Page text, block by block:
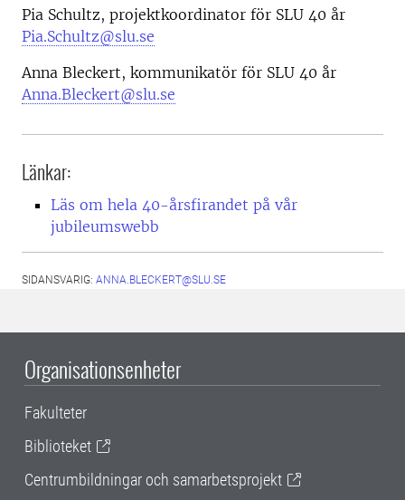
Pia Schultz, projektkoordinator för SLU 40 år
Pia.Schultz@slu.se
Anna Bleckert, kommunikatör för SLU 40 år
Anna.Bleckert@slu.se
Länkar:
Läs om hela 40-årsfirandet på vår
jubileumswebb
SIDANSVARIG: ANNA.BLECKERT@SLU.SE
Organisationsenheter
Fakulteter
Biblioteket
Centrumbildningar och samarbetsprojekt